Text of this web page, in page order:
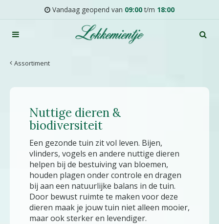
Assortiment
Vandaag geopend van 09:00t/m 18:00
Nuttige dieren &
biodiversiteit
Een gezonde tuin zit vol leven. Bijen,
vlinders, vogels en andere nuttige dieren
helpen bij de bestuiving van bloemen,
houden plagen onder controle en dragen
bij aan een natuurlijke balans in de tuin.
Door bewust ruimte te maken voor deze
dieren maak je jouw tuin niet alleen mooier,
maar ook sterker en levendiger.